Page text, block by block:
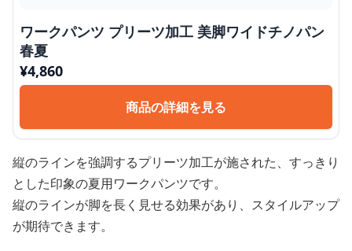
ワークパンツ プリーツ加工 美脚ワイドチノパン
春夏
¥4,860
商品の詳細を見る
縦のラインを強調するプリーツ加工が施された、すっきり
とした印象の夏用ワークパンツです。
縦のラインが脚を長く見せる効果があり、スタイルアップ
が期待できます。